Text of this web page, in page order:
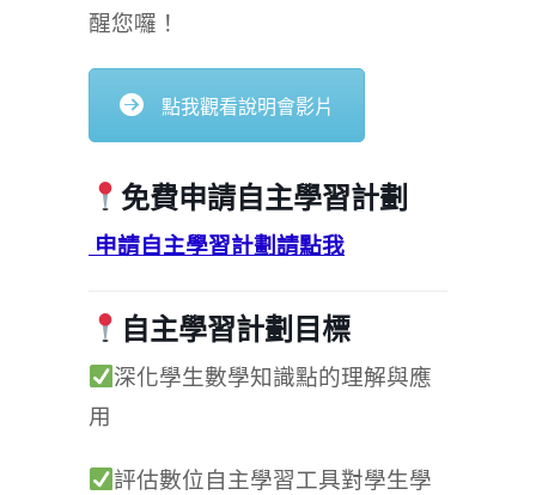
醒您囉！
點我觀看說明會影片
免費申請 自主學習計劃
申請自主學習計劃請點我
自主學習計劃目標
深化學生數學知識點的理解與應
用
評估數位自主學習工具對學生學